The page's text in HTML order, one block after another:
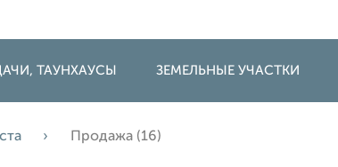
ТАУНХАУСЫ ЗЕМЕЛЬНЫЕ УЧАСТКИ
Продажа (16)